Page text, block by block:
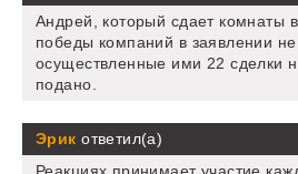
Андрей, который сдает комнаты
победы компаний в заявлении
осуществленные ими 22 сделки
подано.
Эрик ответил(а)